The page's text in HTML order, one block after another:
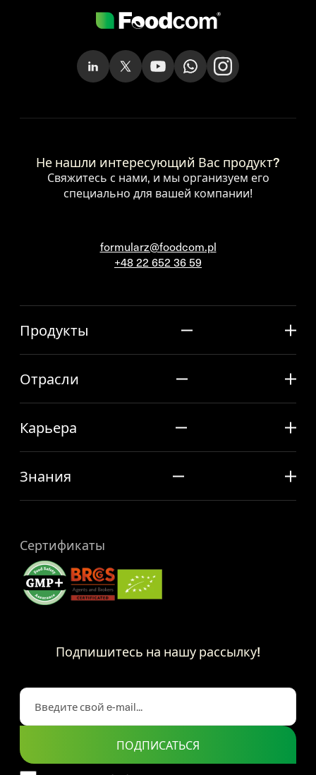
Не нашли интересующий Вас продукт?
Свяжитесь с нами, и мы организуем его
специально для вашей компании!
formularz@foodcom.pl
+48 22 652 36 59
Продукты
Отрасли
Карьера
Знания
Сертификаты
Подпишитесь на нашу рассылку!
ПОДПИСАТЬСЯ